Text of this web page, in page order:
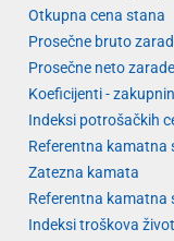
Otkupna cena stana
Prosečne bruto
Prosečne neto
Koeficijenti -
Indeksi potrošačkih
Referentna kamatna
Zatezna kamata
Referentna kamatna
Indeksi troškova